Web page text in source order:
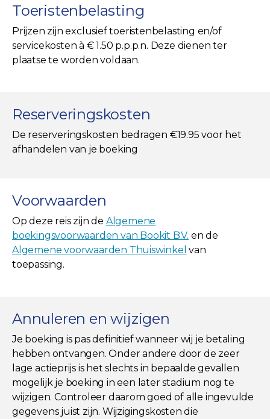
Toeristenbelasting
Prijzen zijn exclusief toeristenbelasting en/of
servicekosten à € 1.50 p.p.p.n. Deze dienen ter
plaatse te worden voldaan.
Reserveringskosten
De reserveringskosten bedragen €19.95 voor het
afhandelen van je boeking
Voorwaarden
Op deze reis zijn de Algemene
boekingsvoorwaarden van Bookit B.V. en de
Algemene voorwaarden Thuiswinkel van
toepassing.
Annuleren en wijzigen
Je boeking is pas definitief wanneer wij je betaling
hebben ontvangen. Onder andere door de zeer
lage actieprijs is het slechts in bepaalde gevallen
mogelijk je boeking in een later stadium nog te
wijzigen. Controleer daarom goed of alle ingevulde
gegevens juist zijn. Wijzigingskosten die